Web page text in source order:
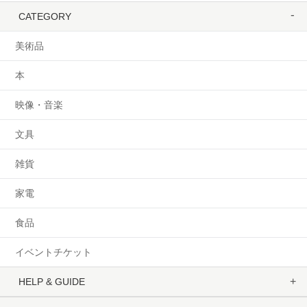
CATEGORY
美術品
本
映像・音楽
文具
雑貨
家電
食品
イベントチケット
HELP & GUIDE